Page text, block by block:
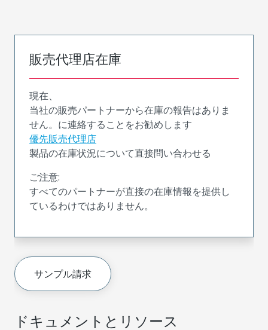
ドキュメントとリソース
販売代理店在庫
現在、
当社の販売パートナーから在庫の報告はありま
せん。に連絡することをお勧めします
優先販売代理店
製品の在庫状況について直接問い合わせる
ご注意:
すべてのパートナーが直接の在庫情報を提供し
ているわけではありません。
サンプル請求